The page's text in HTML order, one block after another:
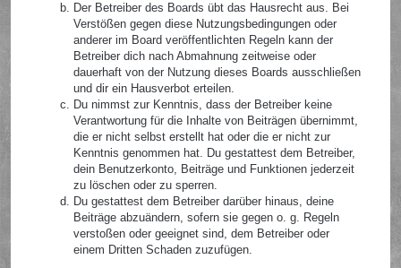
Der Betreiber des Boards übt das Hausrecht aus. Bei
Verstößen gegen diese Nutzungsbedingungen oder
anderer im Board veröffentlichten Regeln kann der
Betreiber dich nach Abmahnung zeitweise oder
dauerhaft von der Nutzung dieses Boards ausschließen
und dir ein Hausverbot erteilen.
Du nimmst zur Kenntnis, dass der Betreiber keine
Verantwortung für die Inhalte von Beiträgen übernimmt,
die er nicht selbst erstellt hat oder die er nicht zur
Kenntnis genommen hat. Du gestattest dem Betreiber,
dein Benutzerkonto, Beiträge und Funktionen jederzeit
zu löschen oder zu sperren.
Du gestattest dem Betreiber darüber hinaus, deine
Beiträge abzuändern, sofern sie gegen o. g. Regeln
verstoßen oder geeignet sind, dem Betreiber oder
einem Dritten Schaden zuzufügen.